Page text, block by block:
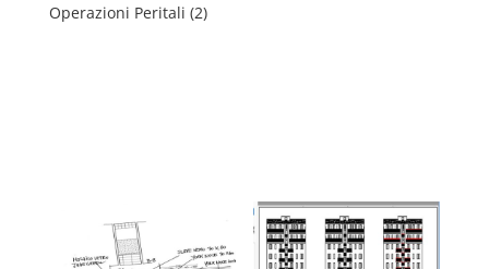
Operazioni Peritali (2)